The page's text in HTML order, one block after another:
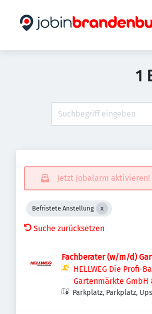
1
Jetzt Jobalarm aktivieren!
Befristete Anstellung
Suche zurücksetzen
Fachberater (w/m/d)
HELLWEG Die Profi-
Gartenmärkte GmbH
Parkplatz, Parkplatz,